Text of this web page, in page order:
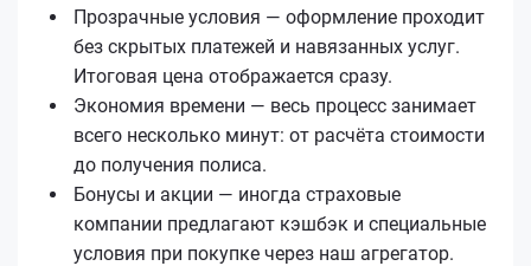
Прозрачные условия — оформление проходит
без скрытых платежей и навязанных услуг.
Итоговая цена отображается сразу.
Экономия времени — весь процесс занимает
всего несколько минут: от расчёта стоимости
до получения полиса.
Бонусы и акции — иногда страховые
компании предлагают кэшбэк и специальные
условия при покупке через наш агрегатор.